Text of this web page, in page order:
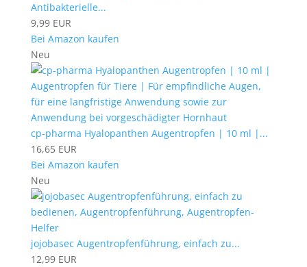
Antibakterielle...
9,99 EUR
Bei Amazon kaufen
Neu
cp-pharma Hyalopanthen Augentropfen | 10 ml |...
16,65 EUR
Bei Amazon kaufen
Neu
jojobasec Augentropfenführung, einfach zu...
12,99 EUR